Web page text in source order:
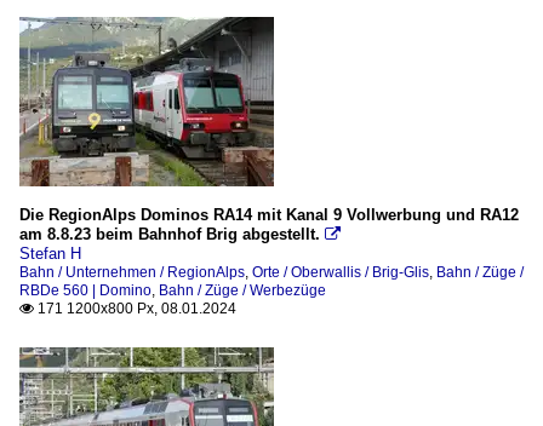
Die RegionAlps Dominos RA14 mit Kanal 9 Vollwerbung und RA12
am 8.8.23 beim Bahnhof Brig abgestellt. 
Stefan H
Bahn / Unternehmen / RegionAlps, Orte / Oberwallis / Brig-Glis, Bahn / Züge /
RBDe 560 | Domino, Bahn / Züge / Werbezüge
 171 1200x800 Px, 08.01.2024